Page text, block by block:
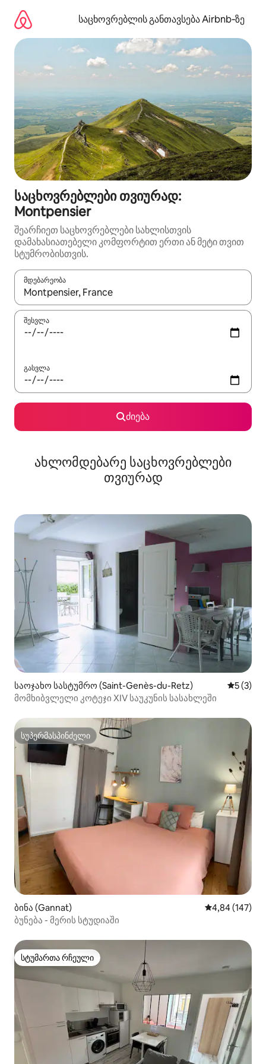
გადასვლა
საცხოვრებლის განთავსება Airbnb‑ზე
საცხოვრებლები თვიურად:
Montpensier
შეარჩიეთ საცხოვრებლები სახლისთვის
დამახასიათებელი კომფორტით ერთი ან მეტი თვით
სტუმრობისთვის.
მდებარეობა
როცა შედეგები ხელმისაწვდომი გახდება, ნავიგაციისთვის
შესვლა
გასვლა
ძიება
ახლომდებარე საცხოვრებლები
თვიურად
საოჯახო სასტუმრო (Saint-Genès-du-Retz)
5 (3)
მომხიბვლელი კოტეჯი XIV საუკუნის სასახლეში
სუპერმასპინძელი
სუპერმასპინძელი
ბინა (Gannat) საშუალო
4,84 (147)
ბუნება - მერის სტუდიაში
სტუმართა რჩეული
სტუმართა რჩეული